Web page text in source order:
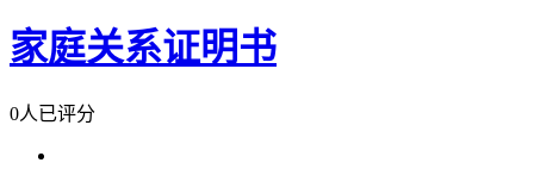
家庭关系证明书
0人已评分